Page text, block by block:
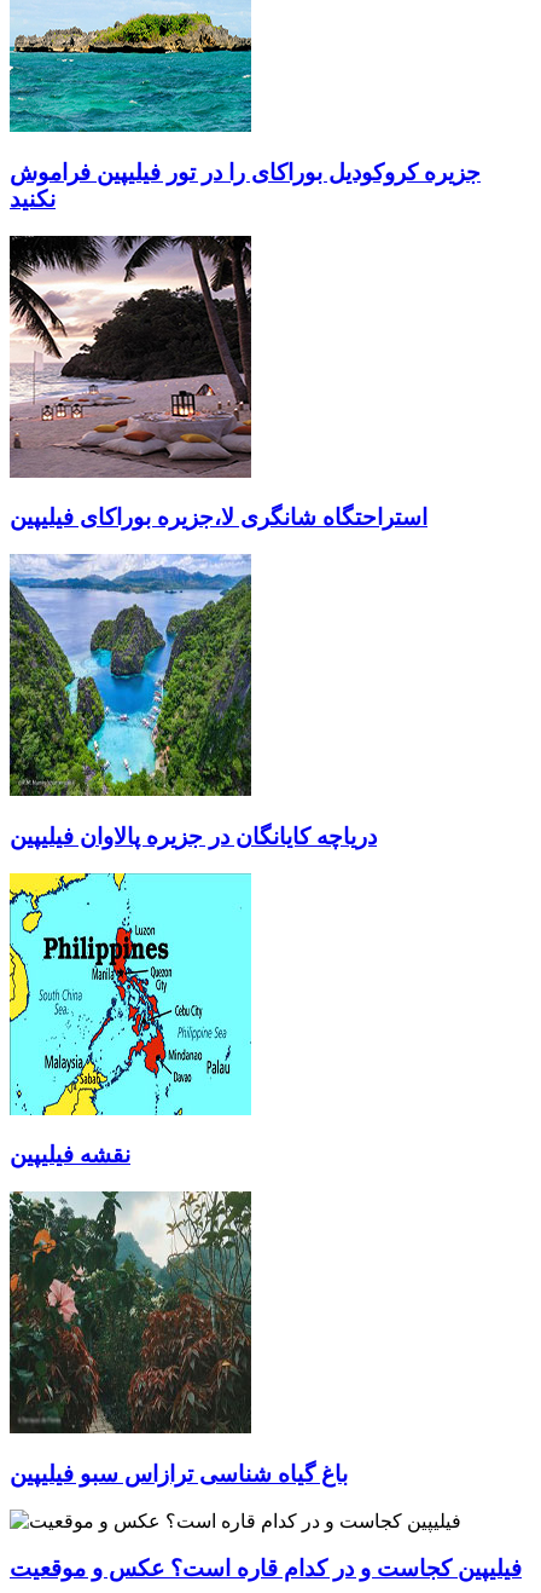
جزیره کروکودیل بوراکای را در تور فیلیپین فراموش
نکنید
استراحتگاه شانگری لا،جزیره بوراکای فیلیپین
دریاچه کایانگان در جزیره پالاوان فیلیپین
نقشه فیلیپین
باغ گیاه شناسی ترازاس سبو فیلیپین
فیلیپین کجاست و در کدام قاره است؟ عکس و موقعیت